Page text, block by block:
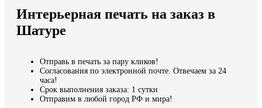
Мы доставляем по всему миру
Продолжить без города
Интерьерная печать на заказ в
Шатуре
Отправь в печать за пару кликов!
Согласования по электронной почте. Отвечаем за 24
часа!
Срок выполнения заказа: 1 сутки
Отправим в любой город РФ и мира!